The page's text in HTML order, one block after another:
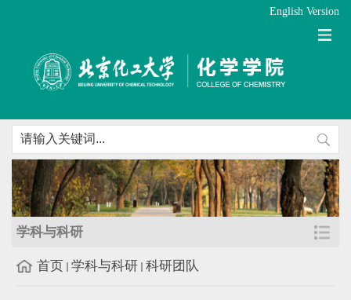
English Version
学科与科研
首页 学科与科研 科研团队